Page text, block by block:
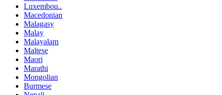
Luxembou..
Macedonian
Malagasy
Malay
Malayalam
Maltese
Maori
Marathi
Mongolian
Burmese